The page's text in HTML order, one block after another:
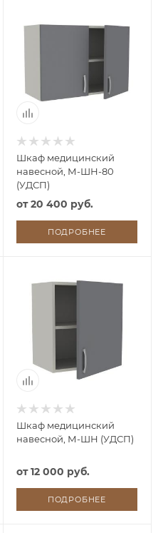
Шкаф медицинский
навесной, М-ШН-80
(УДСП)
от20 400 руб.
ПОДРОБНЕЕ
Шкаф медицинский
навесной, М-ШН (УДСП)
от12 000 руб.
ПОДРОБНЕЕ